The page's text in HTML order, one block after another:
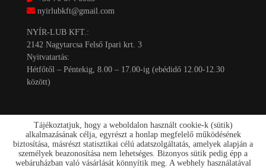
nyirlubkft@gmail.com
NYÍR-LUB KFT.:
2142 Nagytarcsa Felső Ipari krt. 3
Nyitvatartás:
Hétfőtől – Péntekig, 8.00 – 17.00-ig (ebédidő 12.00-12.30
között)
Kapcsolat
Akciók
Tájékoztatjuk, hogy a weboldalon használt cookie-k (sütik)
alkalmazásának célja, egyrészt a honlap megfelelő működésének
biztosítása, másrészt statisztikai célú adatszolgáltatás, amelyek alapján a
személyek beazonosítása nem lehetséges. Bizonyos sütik pedig épp a
webáruházban való vásárlását könnyítik meg. A webhely használatával